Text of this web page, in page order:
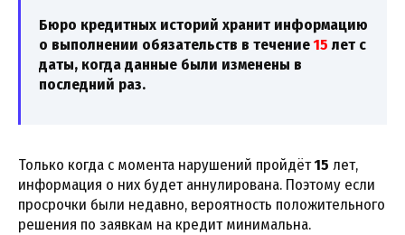
Бюро кредитных историй хранит информацию
о выполнении обязательств в течение15лет с
даты, когда данные были изменены в
последний раз.
Только когда с момента нарушений пройдёт15 лет,
информация о них будет аннулирована. Поэтому если
просрочки были недавно, вероятность положительного
решения по заявкам на кредит минимальна.